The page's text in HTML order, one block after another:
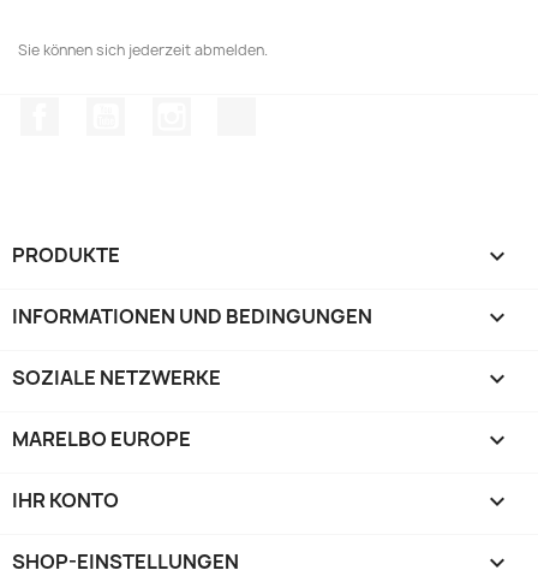
Sie können sich jederzeit abmelden.
PRODUKTE 
INFORMATIONEN UND BEDINGUNGEN 
SOZIALE NETZWERKE 
MARELBO EUROPE 
IHR KONTO 
SHOP-EINSTELLUNGEN keyboard_arrow_down